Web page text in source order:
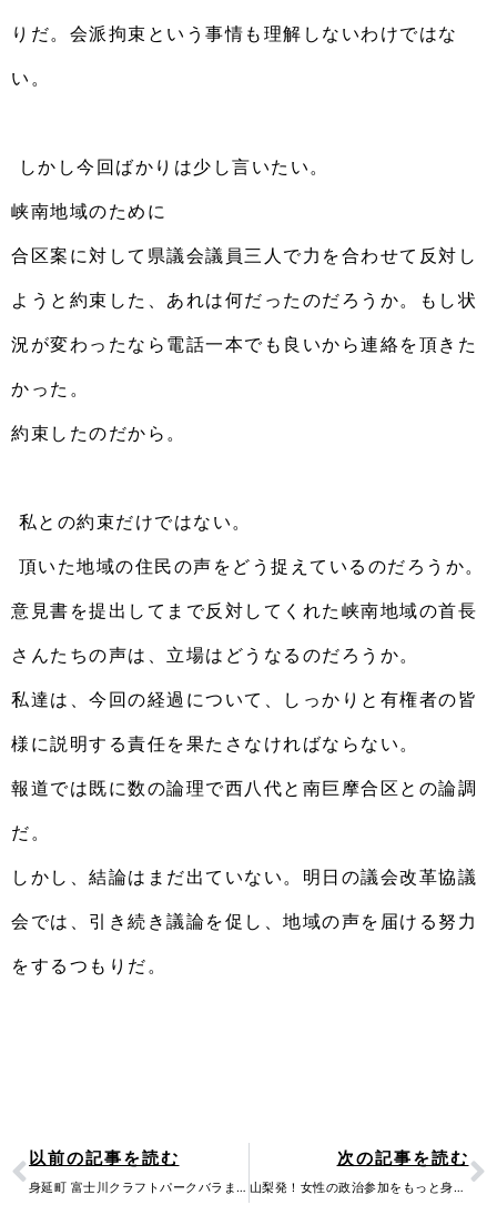
りだ。 会派拘束という事情も理解しないわけではな
い。
しかし今回ばかりは少し言いたい。
峡南地域のために
合区案に対して県議会議員三人で力を合わせて反対し
ようと約束した、あれは何だったのだろうか。もし状
況が変わったなら電話一本でも良いから連絡を頂きた
かった。
約束したのだから。
私との約束だけではない。
頂いた地域の住民の声をどう捉えているのだろうか。
意見書を提出してまで反対してくれた峡南地域の首長
さんたちの声は、立場はどうなるのだろうか。
私達は、今回の経過について、しっかりと有権者の皆
様に説明する責任を果たさなければならない。
報道では既に数の論理で西八代と南巨摩合区との論調
だ。
しかし、結論はまだ出ていない。明日の議会改革協議
会では、引き続き議論を促し、地域の声を届ける努力
をするつもりだ。
Prev
以前の記事を読む
身延町 富士川クラフトパークバラまつりが開催
次の記事を読む
山梨発！女性の政治参加をもっと身近に！